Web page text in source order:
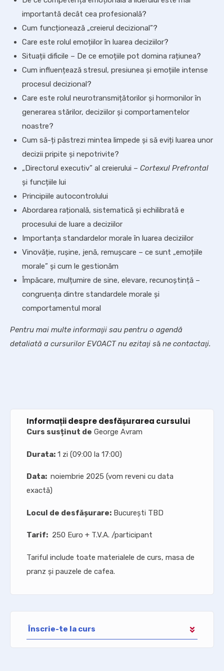
importantă decât cea profesională?
Cum funcționează „creierul decizional”?
Care este rolul emoțiilor în luarea deciziilor?
Situații dificile – De ce emoțiile pot domina rațiunea?
Cum influențează stresul, presiunea și emoțiile intense
procesul decizional?
Care este rolul neurotransmițătorilor și hormonilor în
generarea stărilor, deciziilor și comportamentelor
noastre?
Cum să-ți păstrezi mintea limpede și să eviți luarea unor
decizii pripite și nepotrivite?
„Directorul executiv” al creierului – Cortexul Prefrontal
și funcțiile lui
Principiile autocontrolului
Abordarea rațională, sistematică și echilibrată e
procesului de luare a deciziilor
Importanța standardelor morale în luarea deciziilor
Vinovăție, rușine, jenă, remușcare – ce sunt „emoțiile
morale” și cum le gestionăm
Împăcare, mulțumire de sine, elevare, recunoștință –
congruența dintre standardele morale și
comportamentul moral
Pentru mai multe informaţii sau pentru o agendă
detaliată a cursurilor EVOACT nu ezitaţi să ne contactaţi.
Informații despre desfășurarea cursului
Curs susținut de George Avram
Durata: 1 zi (09:00 la 17:00)
Data: noiembrie 2025 (vom reveni cu data
exactă)
Locul de desfășurare: București TBD
Tarif: 250 Euro + T.V.A. /participant
Tariful include toate materialele de curs, masa de
pranz și pauzele de cafea.
Înscrie-te la curs